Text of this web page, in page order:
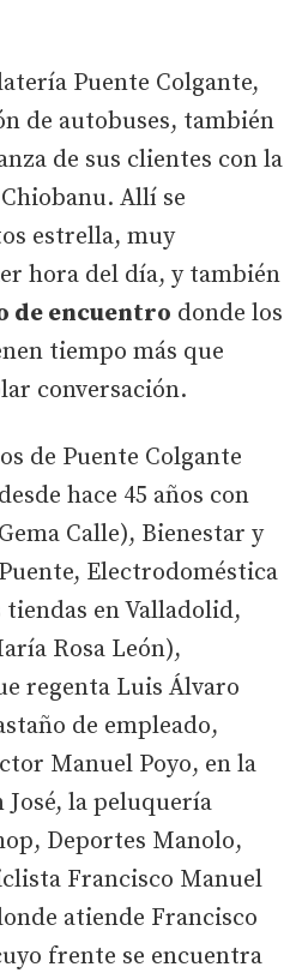
Puente Colgante,
de autobuses, también
de sus clientes con la
Allí se
estrella, muy
hora del día, y también
de encuentro donde los
tiempo más que
conversación.
de Puente Colgante
hace 45 años con
Calle), Bienestar y
Electrodoméstica
en Valladolid,
Rosa León),
regenta Luis Álvaro
de empleado,
Manuel Poyo, en la
José, la peluquería
Deportes Manolo,
Francisco Manuel
atiende Francisco
frente se encuentra